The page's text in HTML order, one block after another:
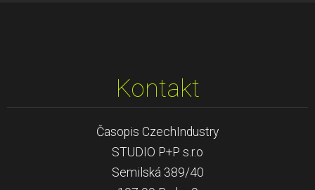
Kontakt
Časopis CzechIndustry
STUDIO P+P s.r.o
Semilská 389/40